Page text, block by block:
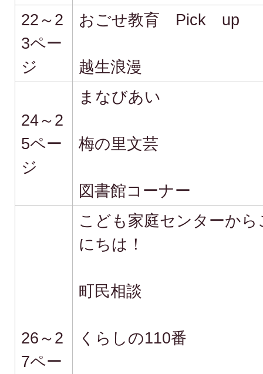
22～2
3ペー
ジ
おごせ教育 Pick up
越生浪漫
24～2
5ペー
ジ
まなびあい
梅の里文芸
図書館コーナー
26～2
7ペー
こども家庭センターから
にちは！
町民相談
くらしの110番